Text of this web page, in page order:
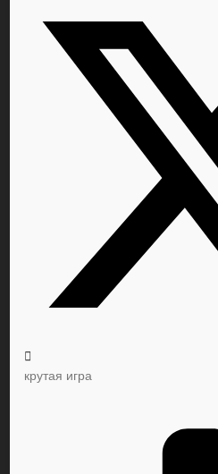
крутая игра